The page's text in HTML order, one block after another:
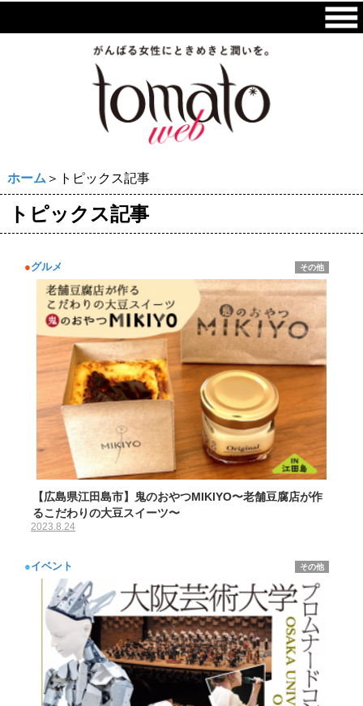
ホーム ＞トピックス記事
トピックス記事
●グルメ その他
【広島県江田島市】鬼のおやつMIKIYO〜老舗豆腐店が作
るこだわりの大豆スイーツ〜
2023.8.24
●イベント その他